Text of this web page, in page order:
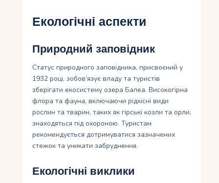
Екологічні аспекти
Природний заповідник
Статус природного заповідника, присвоєний у
1932 році, зобов’язує владу та туристів
зберігати екосистему озера Балеа. Високогірна
флора та фауна, включаючи рідкісні види
рослин та тварин, таких як гірські козли та орли,
знаходяться під охороною. Туристам
рекомендується дотримуватися зазначених
стежок та уникати забруднення.
Екологічні виклики